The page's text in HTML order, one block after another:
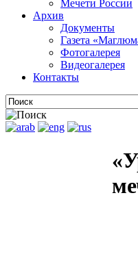
Мечети России
Архив
Документы
Газета
Фотогалерея
Видеогалерея
Контакты